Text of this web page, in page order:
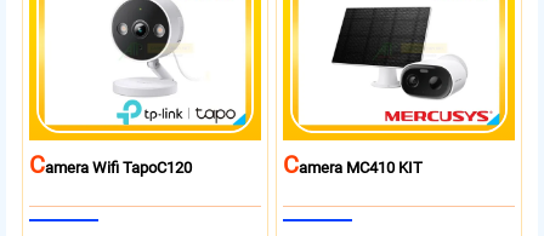
CAmera Wifi TapoC120 CAmera MC410 KIT